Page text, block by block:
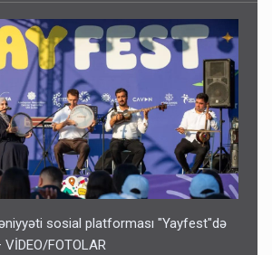
sosial platforması "Yayfest"də
VİDEO/FOTOLAR